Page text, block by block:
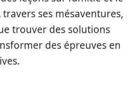
travers ses mésaventures,
trouver des solutions
des épreuves en